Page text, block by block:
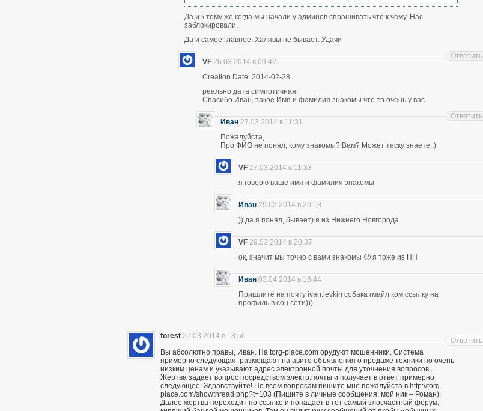
Да и к тому же когда мы начали у админов спрашивать что к чему. Нас
заблокировали.
Да и самое главное: Халявы не бывает. Удачи
VF 26.03.2014 в 09:42
Creation Date: 2014-02-28
реально дата симпотичная.
Спасибо Иван, такое Имя и фамилия знакомы что то очень у вас
Ответить
Иван 27.03.2014 в 11:31
Пожалуйста,
Про ФИО не понял, кому знакомы? Вам? Может теску знаете..)
Ответить
VF 27.03.2014 в 11:33
я говорю ваше имя и фамилия знакомы
Иван 29.03.2014 в 20:18
)) да я понял, бывает) я из Нижнего Новгорода
VF 29.03.2014 в 20:37
ок, значит мы точно с вами знакомы 🙂 я тоже из НН
Иван 03.04.2014 в 16:44
Пришлите на почту ivan.levkin собака гмайл ком ссылку на
профиль в соц сети)))
forest 27.03.2014 в 13:56
Вы абсолютно правы, Иван. На torg-place.com орудуют мошенники. Система
примерно следующая: размещают на авито объявления о продаже техники по очень
низким ценам и указывают адрес электронной почты для уточнения вопросов.
Жертва задает вопрос посредством электр.почты и получает в ответ примерно
следующее: Здравствуйте! По всем вопросам пишите мне пожалуйста в http://torg-
place.com/showthread.php?t=103 (Пишите в личные сообщения, мой ник – Роман).
Далее жертва переходит по ссылке и попадает в тот самый злосчастный форум,
Ответить